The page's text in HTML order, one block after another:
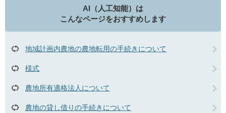
AI（人工知能）は
こんなページをおすすめします
地域計画内農地の農地転用の手続きについて
様式
農地所有適格法人について
農地の貸し借りの手続きについて